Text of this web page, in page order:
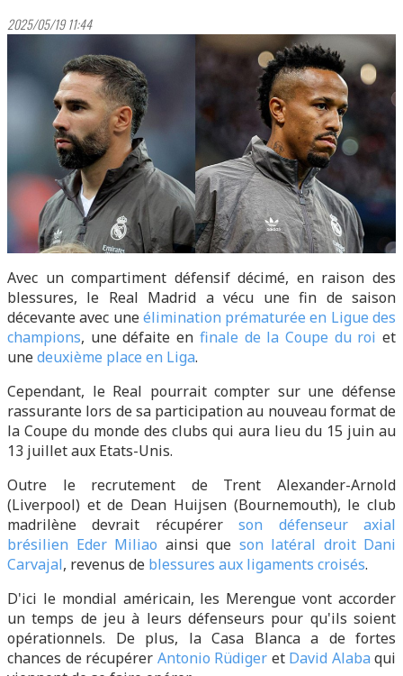
2025/05/19 11:44
Avec un compartiment défensif décimé, en raison des
blessures, le Real Madrid a vécu une fin de saison
décevante avec uneélimination prématurée en Ligue des
champions, une défaite en finale de la Coupe du roiet
unedeuxième place en Liga.
Cependant, le Real pourrait compter sur une défense
rassurante lors de sa participation au nouveau format de
la Coupe du monde des clubs qui aura lieu du 15 juin au
13 juillet aux Etats-Unis.
Outre le recrutement de Trent Alexander-Arnold
(Liverpool) et de Dean Huijsen (Bournemouth), le club
madrilène devrait récupérerson défenseur axial
brésilien Eder Miliao ainsi que son latéral droit Dani
Carvajal, revenus de blessures aux ligaments croisés.
D'ici le mondial américain, les Merengue vont accorder
un temps de jeu à leurs défenseurs pour qu'ils soient
opérationnels. De plus, la Casa Blanca a de fortes
chances de récupérer Antonio Rüdiger et David Alaba qui